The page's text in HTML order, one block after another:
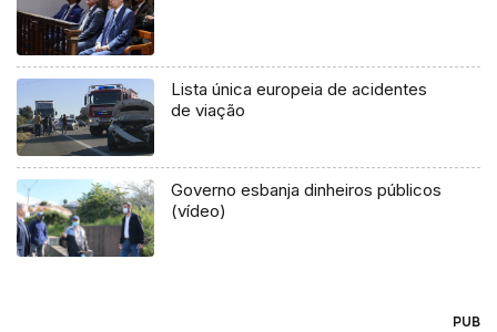
Lista única europeia de acidentes
de viação
Governo esbanja dinheiros públicos
(vídeo)
PUB